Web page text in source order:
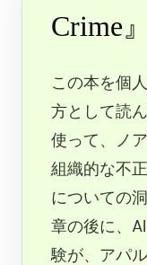
Crime
この本を個
方として読
使って、ノ
組織的な不
についての
章の後に、
験が、アパ